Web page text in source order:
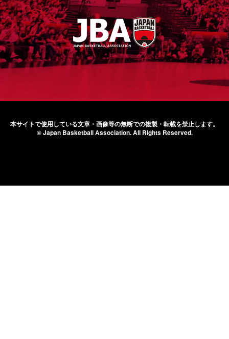
本サイトで使用している文章・画像等の無断での複製・転載を禁止します。
© Japan Basketball Association.All Rights Reserved.